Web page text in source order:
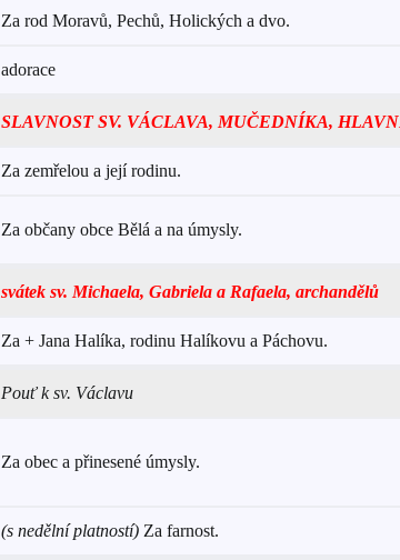
Za rod Moravů, Pechů, Holických a dvo.
adorace
SLAVNOST SV. VÁCLAVA, MUČEDNÍKA,
Za zemřelou a její rodinu.
Za občany obce Bělá a na úmysly.
svátek sv. Michaela, Gabriela a Rafaela, archandělů
Za + Jana Halíka, rodinu Halíkovu a Páchovu.
Pouť k sv. Václavu
Za obec a přinesené úmysly.
(s nedělní platností) Za farnost.